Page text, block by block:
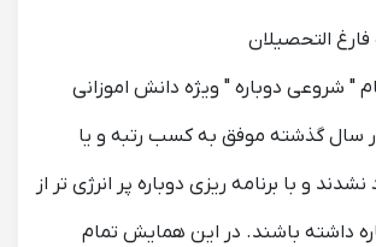
التحصیلان
" شروعی دوباره " ویژه دانش اموزانی
سال گذشته موفق به کسب رتبه و یا
و با برنامه ریزی دوباره پر انرژی تر از
داشته باشند. در این همایش تمام